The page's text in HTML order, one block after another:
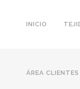
INICIO
ÁREA CLIENTES